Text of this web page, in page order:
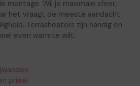
montage. Wil je maximale sfeer,
het vraagt de meeste aandacht
Terrasheaters zijn handig en
even warmte wilt.
prieel